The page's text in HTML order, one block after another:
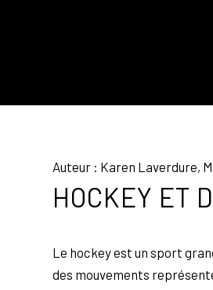
Auteur : Karen Laverdure,
HOCKEY ET
Le hockey est un sport
des mouvements